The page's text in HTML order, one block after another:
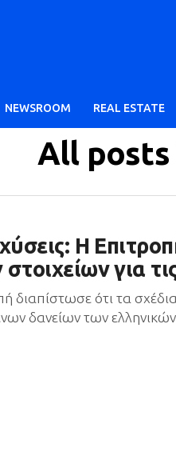
NEWSROOM REAL ESTATE
All posts
Η
για
διαπίστωσε ότι τα
δανείων των